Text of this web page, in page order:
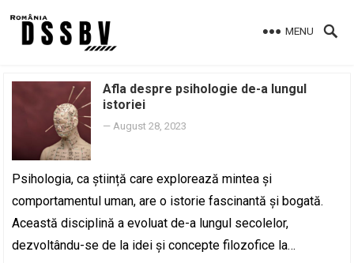
MENU
Afla despre psihologie de-a lungul
istoriei
—August 28, 2023
Psihologia, ca știință care explorează mintea și
comportamentul uman, are o istorie fascinantă și bogată.
Această disciplină a evoluat de-a lungul secolelor,
dezvoltându-se de la idei și concepte filozofice la…